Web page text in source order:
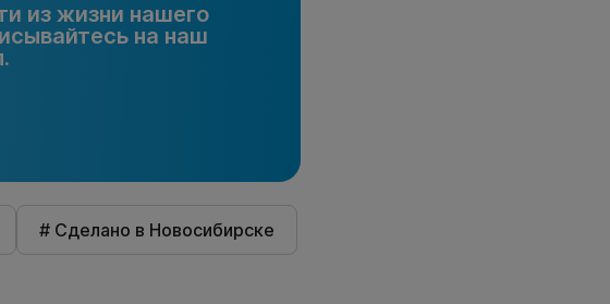
из жизни нашего
на наш
# Сделано в Новосибирске